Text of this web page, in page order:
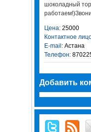
шоколадный
Цена:25000
Контактное
E-mail:Астана
Телефон:
Добавить